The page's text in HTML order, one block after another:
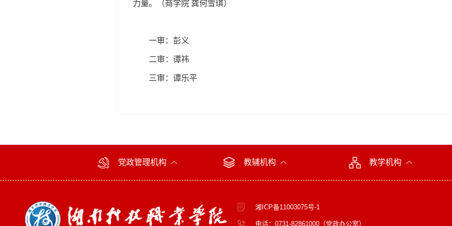
力量。（商学院 龚何雪琪）
一审：彭义
二审：谭祎
三审：谭乐平
党政管理机构 教辅机构 教学机构
湘ICP备11003075号-1
电话：0731-82861000（党政办公室）